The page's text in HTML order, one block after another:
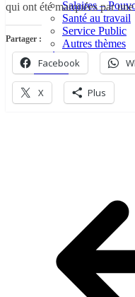
Salaires –
Santé au travail
Service Public
Autres thèmes
Vidéos
Contact
qui ont été marquées par
Partager :
Facebook
X Plus